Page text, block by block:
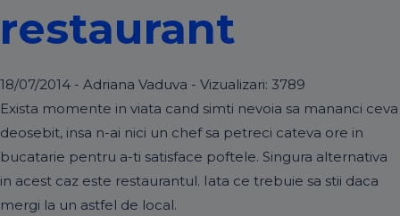
restaurant
18/07/2014 - Adriana Vaduva - Vizualizari: 3789
Exista momente in viata cand simti nevoia sa mananci ceva
deosebit, insa n-ai nici un chef sa petreci cateva ore in
bucatarie pentru a-ti satisface poftele. Singura alternativa
in acest caz este restaurantul. Iata ce trebuie sa stii daca
mergi la un astfel de local.